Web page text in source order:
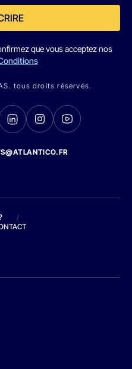
que vous acceptez nos
tous droits réservés.
/